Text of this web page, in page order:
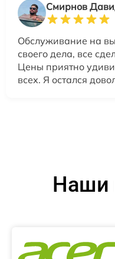
Смирнов
Обслуживание на
своего дела, все
Цены приятно
всех. Я остался
Наши